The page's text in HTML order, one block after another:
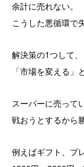
余計に売れない。
こうした悪循環で
解決策の1つして、
「市場を変える」
スーパーに売って
戦おうとするから
例えばギフト、プ